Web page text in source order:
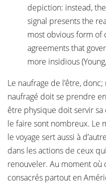
depiction: instead,
signal presents the
most obvious form of
agreements that
more insidious
Le naufrage de l’être,
naufragé doit se prendre
être physique doit servir
le faire sont nombreux. Le
le voyage sert aussi à
dans les actions de ceux
renouveler. Au moment
consacrés partout en